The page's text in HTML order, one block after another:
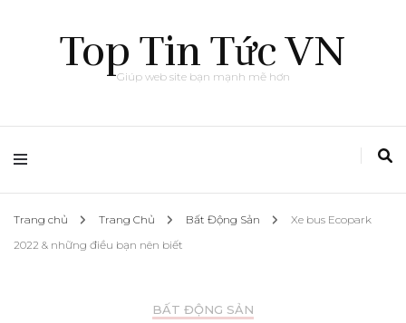
Top Tin Tức VN
Giúp web site bạn mạnh mẽ hơn
Trang chủ Trang Chủ Bất Động Sản
Xe bus Ecopark
2022 & những điều bạn nên biết
BẤT ĐỘNG SẢN